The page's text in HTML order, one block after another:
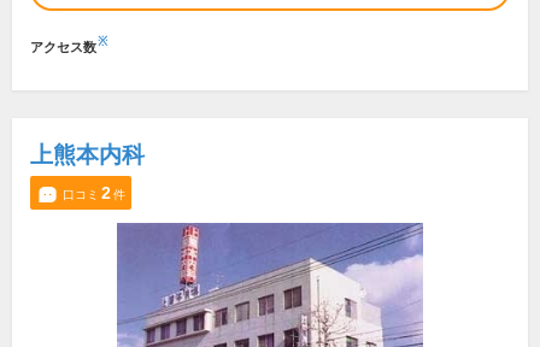
アクセス数※
上熊本内科
口コミ 2件